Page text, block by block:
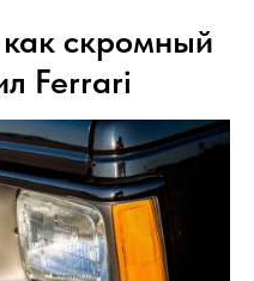
скромный
Ferrari